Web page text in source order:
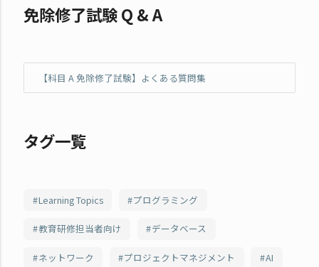
免除修了試験 Q & A
【科目 A 免除修了試験】よくある質問集
タグ一覧
Learning Topics プログラミング
教育研修担当者向け データベース
ネットワーク プロジェクトマネジメント AI